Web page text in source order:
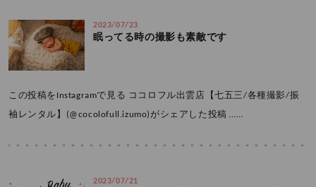
2023/07/23
眠ってる時の撮影も素敵です
この投稿をInstagramで見る ココロフル出雲店【七五三/各種撮影/振
袖レンタル】(@cocolofull.izumo)がシェアした投稿 ……
2023/07/21